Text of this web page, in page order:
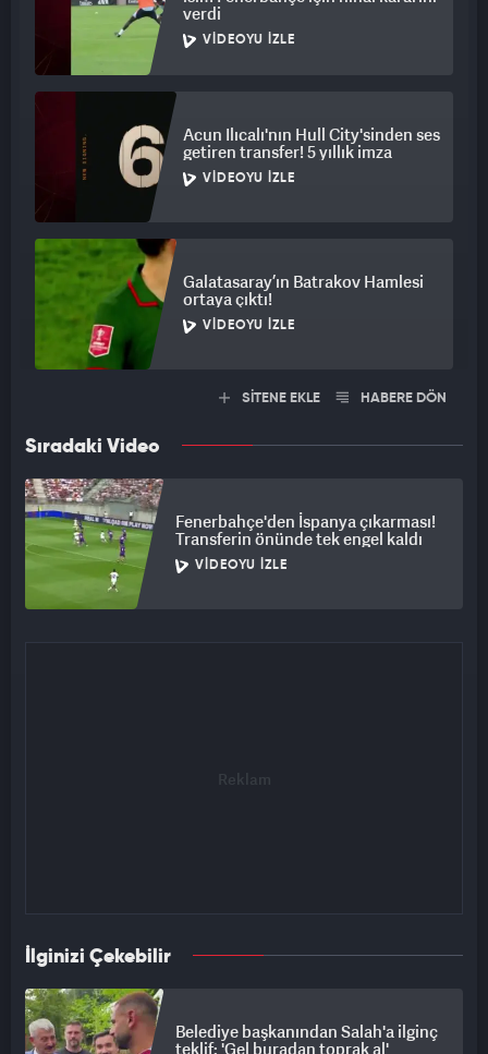
verdi
VIDEOYU İZLE
Acun Ilıcalı'nın Hull City'sinden ses
getiren transfer! 5 yıllık imza
VIDEOYU İZLE
Galatasaray’ın Batrakov Hamlesi
ortaya çıktı!
VIDEOYU İZLE
SİTENE EKLE HABERE DÖN
Sıradaki Video
Fenerbahçe'den İspanya çıkarması!
Transferin önünde tek engel kaldı
VIDEOYU İZLE
İlginizi Çekebilir
Belediye başkanından Salah'a ilginç
teklif: 'Gel buradan toprak al'